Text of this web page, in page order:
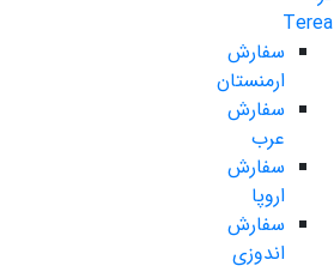
Terea
سفارش
ارمنستان
سفارش
عرب
سفارش
اروپا
سفارش
اندوزی